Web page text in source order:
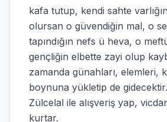
kafa tutup, kendi sahte
olursan o güvendiğin mal, o
tapındığın nefs ü heva, o
gençliğin elbette zayi olup
zamanda günahları, elemleri,
boynuna yükletip de
Zülcelal ile alışveriş yap,
kurtar.